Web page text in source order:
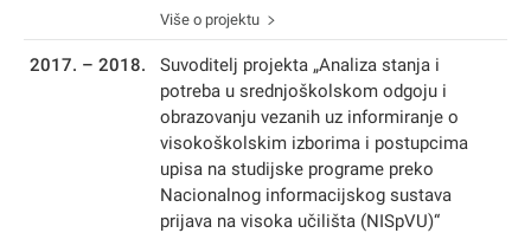
Više o projektu
2017. – 2018.
Suvoditelj projekta „Analiza stanja i
potreba u srednjoškolskom odgoju i
obrazovanju vezanih uz informiranje o
visokoškolskim izborima i postupcima
upisa na studijske programe preko
Nacionalnog informacijskog sustava
prijava na visoka učilišta (NISpVU)“